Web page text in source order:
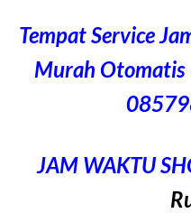
Tempat Service
Murah
JAM WAKTU